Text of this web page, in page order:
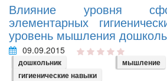
Влияние уровня
элементарных
уровень мышления
09.09.2015
дошкольник мышление
гигиенические навыки